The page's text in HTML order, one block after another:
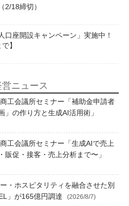
2/18締切）
口座開設キャンペーン」実施中！
】
ニュース
商工会議所セミナー「補助金申請者
の作り方と生成AI活用術」
工会議所セミナー「生成AIで売上
販促・接客・売上分析まで〜」
・ホスピタリティを融合させた別
」が165億円調達
(2026/8/7)